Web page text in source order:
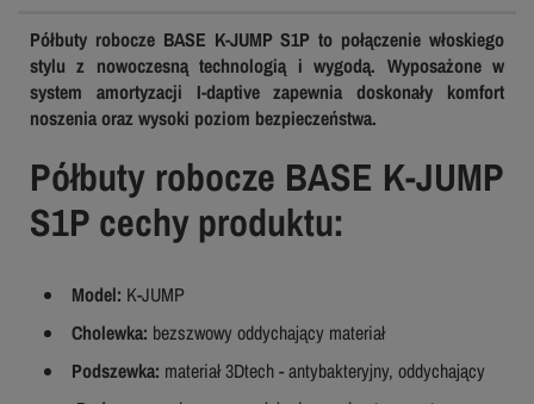
Półbuty robocze BASE K-JUMP S1P to połączenie włoskiego
stylu z nowoczesną technologią i wygodą. Wyposażone w
system amortyzacji I-daptive zapewnia doskonały komfort
noszenia oraz wysoki poziom bezpieczeństwa.
Półbuty robocze BASE K-JUMP
S1P cechy produktu:
Model: K-JUMP
Cholewka: bezszwowy oddychający materiał
Podszewka: materiał 3Dtech - antybakteryjny, oddychający